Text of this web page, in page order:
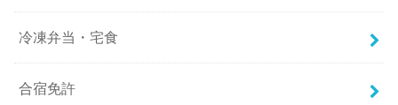
冷凍弁当・宅食
合宿免許